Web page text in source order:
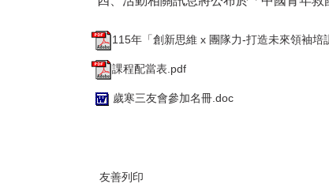
115年「創新思維 x 團隊力-打造未來領袖
課程配當表.pdf
歲寒三友會參加名冊.doc
友善列印